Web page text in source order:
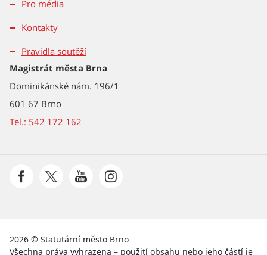
Pro média
Kontakty
Pravidla soutěží
Magistrát města Brna
Dominikánské nám. 196/1
601 67 Brno
Tel.: 542 172 162
2026 © Statutární město Brno
Všechna práva vyhrazena – použití obsahu nebo jeho částí je